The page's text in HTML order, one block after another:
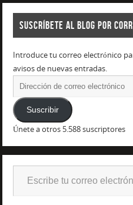
SUSCRÍBETE AL BLOG POR
Introduce tu correo electrónico
avisos de nuevas entradas.
Suscribir
Únete a otros 5.588 suscriptores